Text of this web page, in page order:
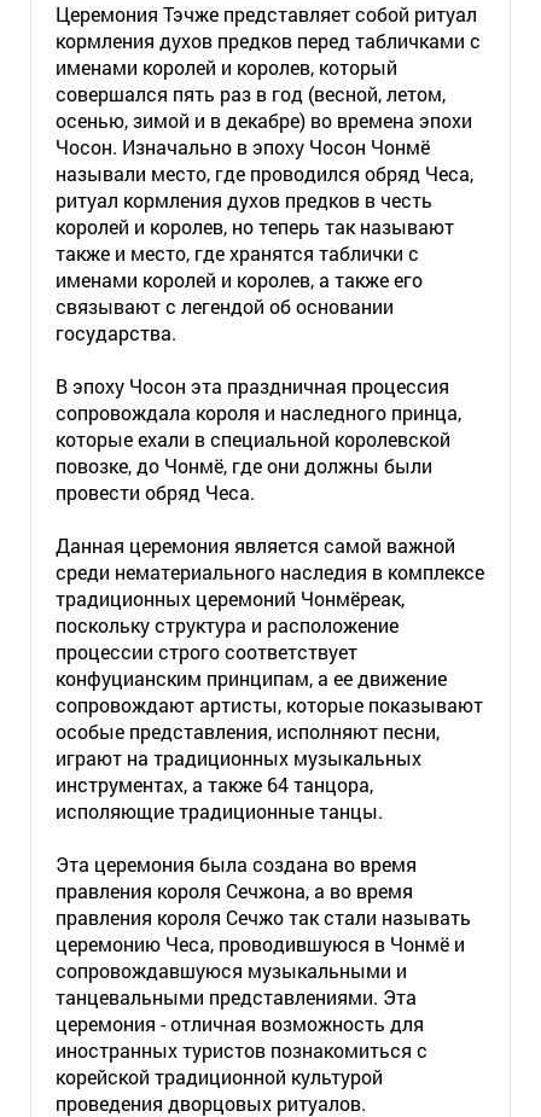
Церемония Тэчже представляет собой ритуал
кормления духов предков перед табличками с
именами королей и королев, который
совершался пять раз в год (весной, летом,
осенью, зимой и в декабре) во времена эпохи
Чосон. Изначально в эпоху Чосон Чонмё
называли место, где проводился обряд Чеса,
ритуал кормления духов предков в честь
королей и королев, но теперь так называют
также и место, где хранятся таблички с
именами королей и королев, а также его
связывают с легендой об основании
государства.
В эпоху Чосон эта праздничная процессия
сопровождала короля и наследного принца,
которые ехали в специальной королевской
повозке, до Чонмё, где они должны были
провести обряд Чеса.
Данная церемония является самой важной
среди нематериального наследия в комплексе
традиционных церемоний Чонмёреак,
поскольку структура и расположение
процессии строго соответствует
конфуцианским принципам, а ее движение
сопровождают артисты, которые показывают
особые представления, исполняют песни,
играют на традиционных музыкальных
инструментах, а также 64 танцора,
исполяющие традиционные танцы.
Эта церемония была создана во время
правления короля Сечжона, а во время
правления короля Сечжо так стали называть
церемонию Чеса, проводившуюся в Чонмё и
сопровождавшуюся музыкальными и
танцевальными представлениями. Эта
церемония - отличная возможность для
иностранных туристов познакомиться с
корейской традиционной культурой
проведения дворцовых ритуалов.